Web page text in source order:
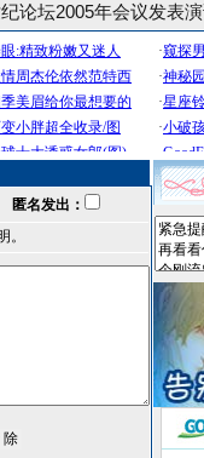
论坛2005年会议发表
匿名发出：